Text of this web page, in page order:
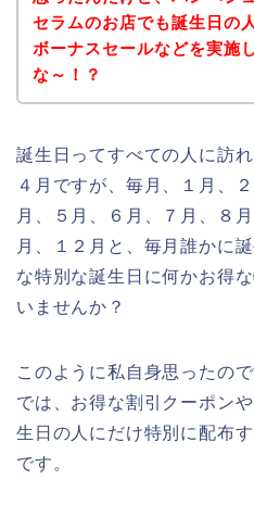
セラムのお店でも誕生日の
ボーナスセールなどを実施
な～！？
誕生日ってすべての人に訪
４月ですが、毎月、１月、
月、５月、６月、７月、８
月、１２月と、毎月誰かに
な特別な誕生日に何かお得
いませんか？
このように私自身思ったの
では、お得な割引クーポン
生日の人にだけ特別に配布
です。